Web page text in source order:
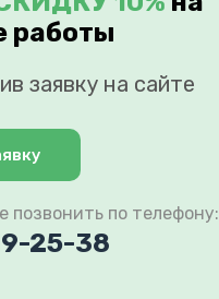
работы
заявку на сайте
по телефону:
25-38